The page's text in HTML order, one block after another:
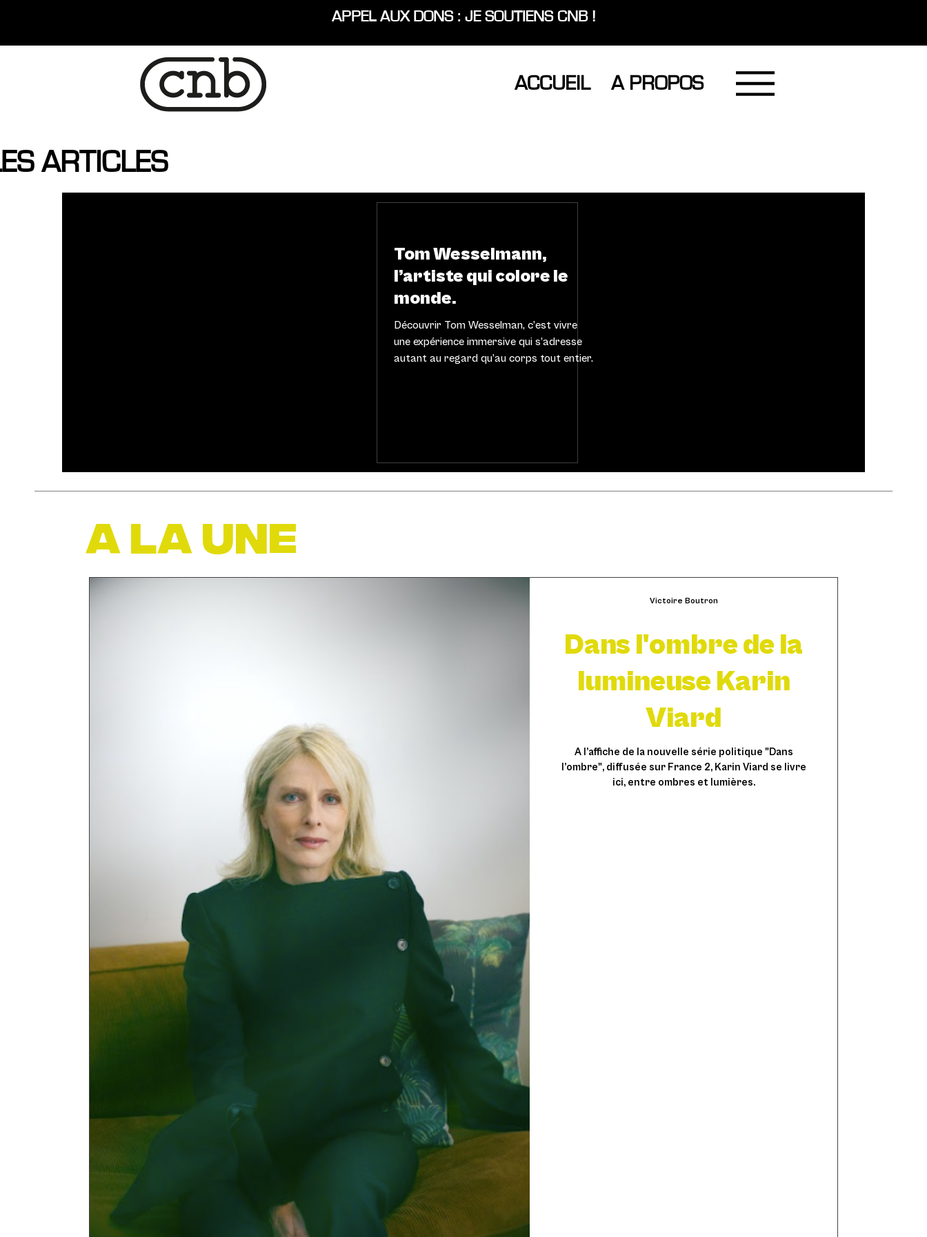
APPEL AUX DONS : JE SOUTIENS CNB !
ACCUEIL A PROPOS
ARTICLES
Tom Wesselmann,
l’artiste qui colore le
monde.
Découvrir Tom Wesselman, c’est vivre
une expérience immersive qui s’adresse
autant au regard qu’au corps tout entier.
A LA UNE
Dans l'ombre de la
lumineuse Karin
Viard
A l’affiche de la nouvelle série politique "Dans
l’ombre", diffusée sur France 2, Karin Viard se livre
ici, entre ombres et lumières.
Victoire Boutron